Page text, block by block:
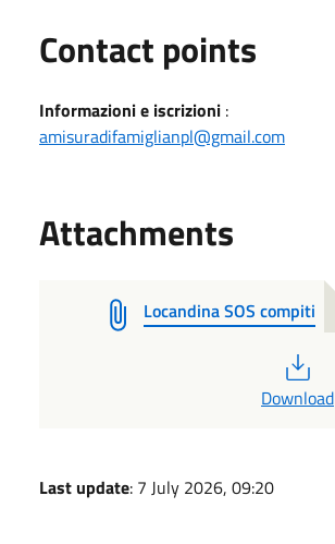
Contact points
Informazioni e iscrizioni :
amisuradifamiglianpl@gmail.com
Attachments
Locandina SOS compiti
Download
Last update: 7 July 2026, 09:20